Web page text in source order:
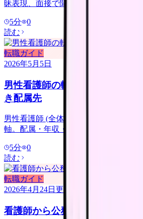
昧表現、面接で聞くべき質問、見学で
5分
0
読む
転職ガイド
2026年5月5日
男性看護師の転職｜女性主体職
き配属先
男性看護師 (全体の 12%) の転職で押
軸。配属・年収・人間関係・面接の本
5分
0
読む
転職ガイド
2026年4月24日 更新
看護師から公務員・行政への転職